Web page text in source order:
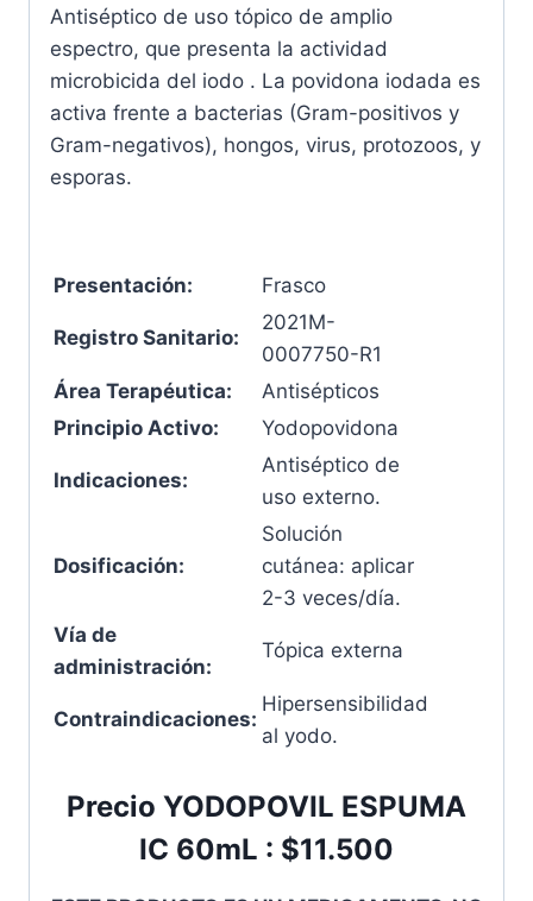
Antiséptico de uso tópico de amplio
espectro, que presenta la actividad
microbicida del iodo . La povidona iodada es
activa frente a bacterias (Gram-positivos y
Gram-negativos), hongos, virus, protozoos, y
esporas.
Presentación: Frasco
Registro Sanitario:
2021M-
0007750-R1
Área Terapéutica:
Antisépticos
Principio Activo:
Yodopovidona
Indicaciones:
Antiséptico de
uso externo.
Dosificación:
Solución
cutánea: aplicar
2-3 veces/día.
Vía de
administración:
Tópica externa
Contraindicaciones:
Hipersensibilidad
al yodo.
Precio YODOPOVIL ESPUMA
IC 60mL : $11.500